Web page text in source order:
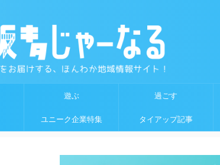
遊ぶ 過ごす
ユニーク企業特集 タイアップ記事